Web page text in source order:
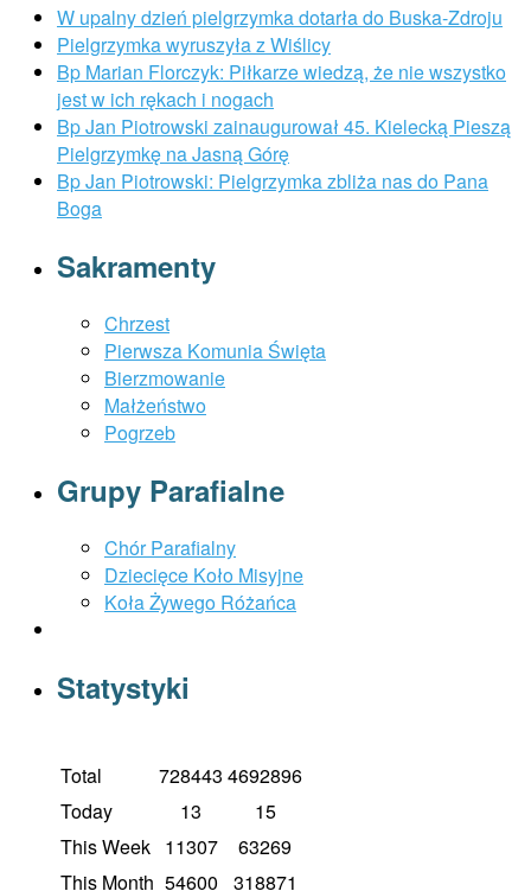
W upalny dzień pielgrzymka dotarła do Buska-Zdroju
Pielgrzymka wyruszyła z Wiślicy
Bp Marian Florczyk: Piłkarze wiedzą, że nie wszystko
jest w ich rękach i nogach
Bp Jan Piotrowski zainaugurował 45. Kielecką Pieszą
Pielgrzymkę na Jasną Górę
Bp Jan Piotrowski: Pielgrzymka zbliża nas do Pana
Boga
Sakramenty
Chrzest
Pierwsza Komunia Święta
Bierzmowanie
Małżeństwo
Pogrzeb
Grupy Parafialne
Chór Parafialny
Dziecięce Koło Misyjne
Koła Żywego Różańca
Statystyki
Total 728443 4692896
Today
13
15
This Week 11307
63269
This Month 54600 318871